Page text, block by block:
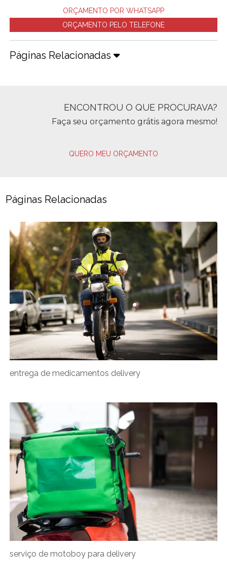
ORÇAMENTO POR WHATSAPP
ORÇAMENTO PELO TELEFONE
Páginas Relacionadas
ENCONTROU O QUE PROCURAVA?
Faça seu orçamento grátis agora mesmo!
QUERO MEU ORÇAMENTO
Páginas Relacionadas
entrega de medicamentos delivery
serviço de motoboy para delivery